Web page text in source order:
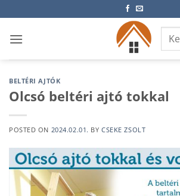
to
content
BELTÉRI AJTÓK
Olcsó beltéri ajtó tokkal
POSTED ON 2024.02.01. BYCSEKE ZSOLT